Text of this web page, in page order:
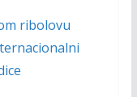
ribolovu